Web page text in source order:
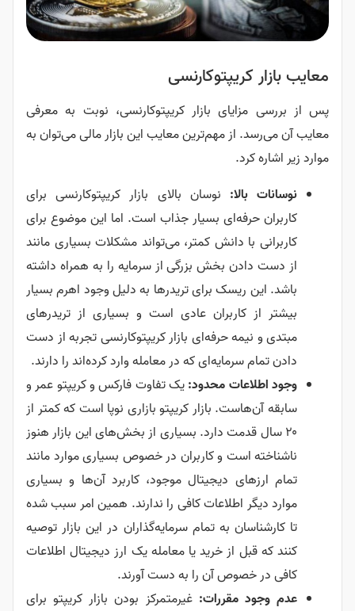
معایب بازار کریپتوکارنسی
پس از بررسی مزایای بازار کریپتوکارنسی، نوبت به معرفی
معایب آن می‌رسد. از مهم‌ترین معایب این بازار مالی می‌توان به
موارد زیر اشاره کرد.
نوسانات بالا: نوسان بالای بازار کریپتوکارنسی برای
کاربران حرفه‌ای بسیار جذاب است. اما این موضوع برای
کاربرانی با دانش کمتر، می‌تواند مشکلات بسیاری مانند
از دست دادن بخش بزرگی از سرمایه را به همراه داشته
باشد. این ریسک برای تریدرها به دلیل وجود اهرم بسیار
بیشتر از کاربران عادی است و بسیاری از تریدرهای
مبتدی و نیمه حرفه‌ای بازار کریپتوکارنسی تجربه از دست
دادن تمام سرمایه‌ای که در معامله وارد کرده‌اند را دارند.
وجود اطلاعات محدود:یک تفاوت فارکس و کریپتو عمر و
سابقه آن‌هاست. بازار کریپتو بازاری نوپا است که کمتر از
۲۰ سال قدمت دارد. بسیاری از بخش‌های این بازار هنوز
ناشناخته است و کاربران در خصوص بسیاری موارد مانند
تمام ارزهای دیجیتال موجود، کاربرد آن‌ها و بسیاری
موارد دیگر اطلاعات کافی را ندارند. همین امر سبب شده
تا کارشناسان به تمام سرمایه‌گذاران در این بازار توصیه
کنند که قبل از خرید یا معامله یک ارز دیجیتال اطلاعات
کافی در خصوص آن را به دست آورند.
عدم وجود مقررات: غیرمتمرکز بودن بازار کریپتو برای